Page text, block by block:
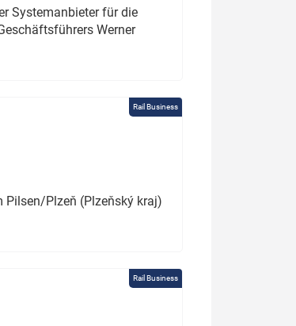
Systemanbieter für die
Werner
Rail Business
Pilsen/Plzeň (Plzeňský kraj)
Rail Business